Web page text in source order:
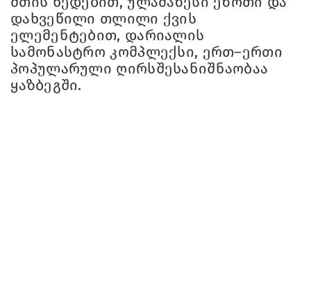
დახვეწილი თლილი ქვის
ელემენტებით, დარიალის
სამონასტრო კომპლექსი, ერთ–ერთი
პოპულარული ღირსშესანიშნაობაა
ყაზბეგში.